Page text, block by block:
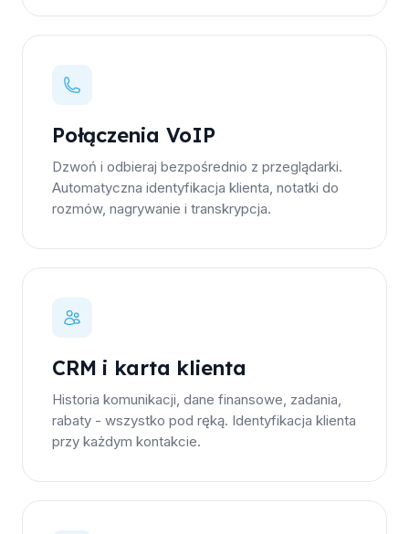
Połączenia VoIP
Dzwoń i odbieraj bezpośrednio z przeglądarki.
Automatyczna identyfikacja klienta, notatki do
rozmów, nagrywanie i transkrypcja.
CRM i karta klienta
Historia komunikacji, dane finansowe, zadania,
rabaty - wszystko pod ręką. Identyfikacja klienta
przy każdym kontakcie.